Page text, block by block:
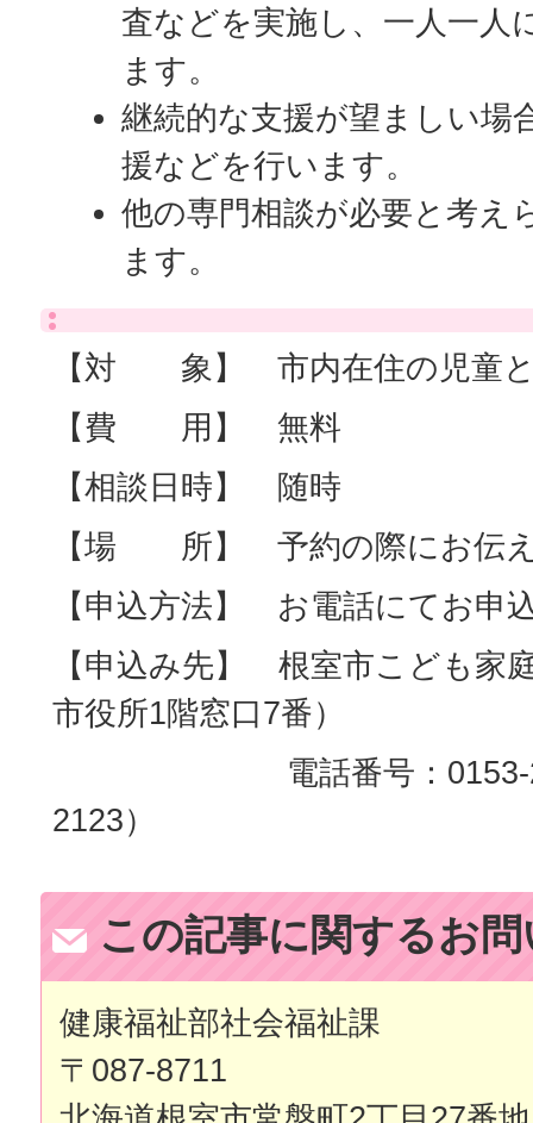
査などを実施し、一人一人
ます。
継続的な支援が望ましい場
援などを行います。
他の専門相談が必要と考え
ます。
【対 象】 市内在住の児童と
【費 用】 無料
【相談日時】 随時
【場 所】 予約の際にお伝
【申込方法】 お電話にてお申
【申込み先】 根室市こども家
市役所1階窓口7番）
電話番号：0153-23-
2123）
この記事に関するお
健康福祉部社会福祉課
〒087-8711